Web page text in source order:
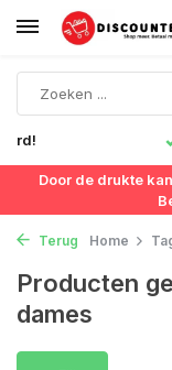
Door de drukte
Terug Home
Producten
dames